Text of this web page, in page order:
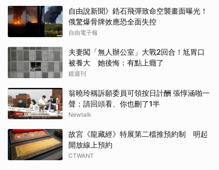
自由說新聞》鋯石飛彈致命空襲畫面曝光！
俄驚爆骨牌效應恐全面失控
自由電子報
夫妻闖「無人辦公室」大戰2回合！尪胃口
被養大 她後悔：有點上癮了
鏡週刊
翁曉玲稱訴願委員可領按日計酬 張惇涵啪一
聲：請回頭看、你也刪了1半
Newtalk
故宮《龍藏經》特展第二檔推預約制 明起
開放線上預約
CTWANT